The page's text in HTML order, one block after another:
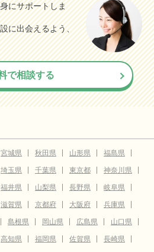
にサポートしま
に出会えるよう、
で相談する
宮城県 秋田県 山形県
福島県
埼玉県 千葉県 東京都
神奈川県
福井県 山梨県 長野県
岐阜県
滋賀県 京都府 大阪府
兵庫県
島根県 岡山県 広島県
山口県
高知県 福岡県 佐賀県
長崎県